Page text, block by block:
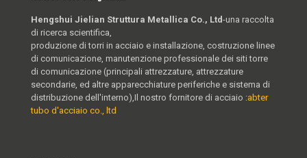
Hengshui Jielian Struttura Metallica Co., Ltd-una raccolta
di ricerca scientifica,
produzione di torri in acciaio e installazione, costruzione linee
di comunicazione, manutenzione professionale dei siti torre
di comunicazione (principali attrezzature, attrezzature
secondarie, ed altre apparecchiature periferiche e sistema di
distribuzione dell'interno),Il nostro fornitore di acciaio :abter
tubo d'acciaio co., ltd